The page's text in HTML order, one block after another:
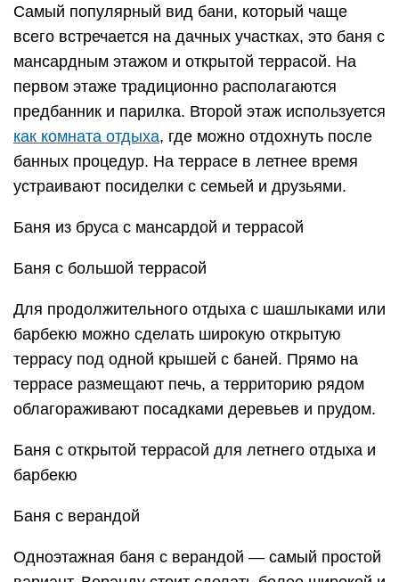
Самый популярный вид бани, который чаще
всего встречается на дачных участках, это баня с
мансардным этажом и открытой террасой. На
первом этаже традиционно располагаются
предбанник и парилка. Второй этаж используется
как комната отдыха, где можно отдохнуть после
банных процедур. На террасе в летнее время
устраивают посиделки с семьей и друзьями.
Баня из бруса с мансардой и террасой
Баня с большой террасой
Для продолжительного отдыха с шашлыками или
барбекю можно сделать широкую открытую
террасу под одной крышей с баней. Прямо на
террасе размещают печь, а территорию рядом
облагораживают посадками деревьев и прудом.
Баня с открытой террасой для летнего отдыха и
барбекю
Баня с верандой
Одноэтажная баня с верандой — самый простой